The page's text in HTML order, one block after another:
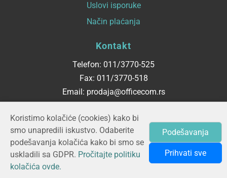
Uslovi isporuke
Način plaćanja
Kontakt
Telefon: 011/3770-525
Fax: 011/3770-518
Email: prodaja@officecom.rs
Radno vreme
ponedeljak - petak
08:00 do 16:00
Koristimo kolačiće (cookies) kako bi
smo unapredili iskustvo. Odaberite
podešavanja kolačića kako bi smo se
uskladili sa GDPR. Pročitajte politiku
kolačića ovde.
Podešavanja
Prihvati sve